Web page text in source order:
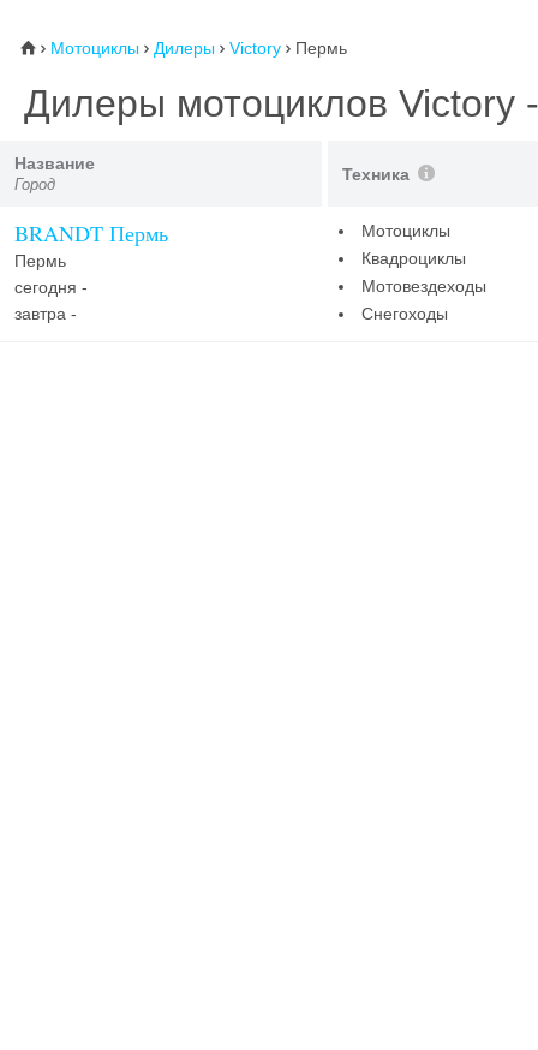
⌂  Мотоциклы  Дилеры  Victory  Пермь
Дилеры мотоциклов
Название
Город
Техника
BRANDT Пермь
Пермь
сегодня -
завтра -
Мотоциклы
Квадроциклы
Мотовездеходы
Снегоходы